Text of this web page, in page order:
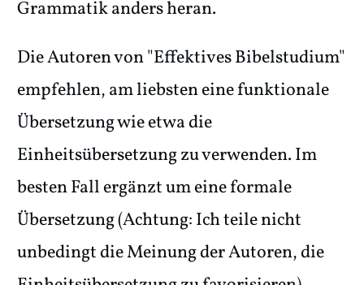
Grammatik anders heran.
Die Autoren von "Effektives Bibelstudium"
empfehlen, am liebsten eine funktionale
Übersetzung wie etwa die
Einheitsübersetzung zu verwenden. Im
besten Fall ergänzt um eine formale
Übersetzung (Achtung: Ich teile nicht
unbedingt die Meinung der Autoren, die